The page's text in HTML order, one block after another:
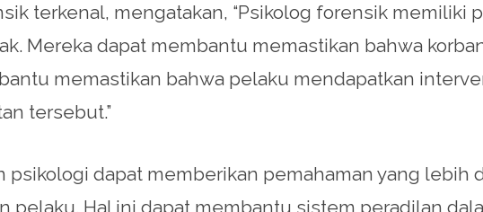
terkenal, mengatakan, “Psikolog forensik memiliki
Mereka dapat membantu memastikan bahwa
memastikan bahwa pelaku mendapatkan
tersebut.”
psikologi dapat memberikan pemahaman yang lebih
pelaku. Hal ini dapat membantu sistem peradilan